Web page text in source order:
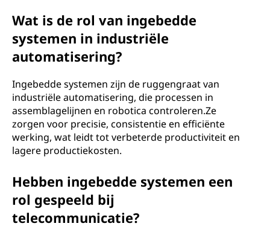
Wat is de rol van ingebedde
systemen in industriële
automatisering?
Ingebedde systemen zijn de ruggengraat van
industriële automatisering, die processen in
assemblagelijnen en robotica controleren.Ze
zorgen voor precisie, consistentie en efficiënte
werking, wat leidt tot verbeterde productiviteit en
lagere productiekosten.
Hebben ingebedde systemen een
rol gespeeld bij
telecommunicatie?